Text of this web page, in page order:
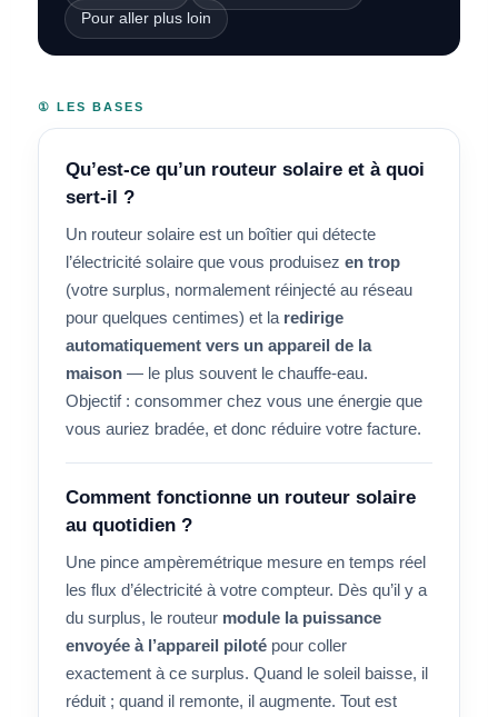
Pour aller plus loin
① LES BASES
Qu’est-ce qu’un routeur solaire et à quoi
sert-il ?
Un routeur solaire est un boîtier qui détecte
l’électricité solaire que vous produisezen trop
(votre surplus, normalement réinjecté au réseau
pour quelques centimes) et la redirige
automatiquement vers un appareil de la
maison — le plus souvent le chauffe-eau.
Objectif : consommer chez vous une énergie que
vous auriez bradée, et donc réduire votre facture.
Comment fonctionne un routeur solaire
au quotidien ?
Une pince ampèremétrique mesure en temps réel
les flux d’électricité à votre compteur. Dès qu’il y a
du surplus, le routeur module la puissance
envoyée à l’appareil piloté pour coller
exactement à ce surplus. Quand le soleil baisse, il
réduit ; quand il remonte, il augmente. Tout est